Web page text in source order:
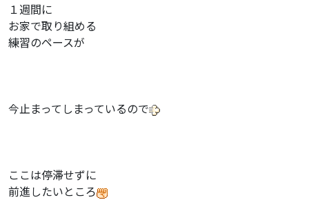
１週間に
お家で取り組める
練習のペースが
今止まってしまっているので
ここは停滞せずに
前進したいところ